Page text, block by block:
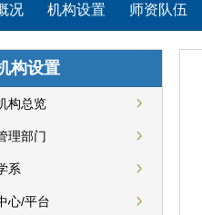
况 机构设置 师资队伍
构设置
构总览
理部门
系
心/平台